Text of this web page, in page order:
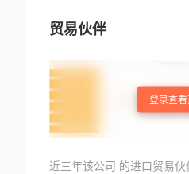
贸易伙伴
登录查看
近三年该公司 的进口贸易伙